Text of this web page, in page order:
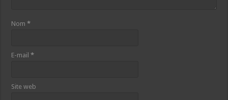
Nom*
E-mail*
Site web